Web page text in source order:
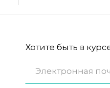
Хотите быть в